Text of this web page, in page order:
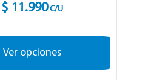
$ 11.990 C/U
Ver opciones